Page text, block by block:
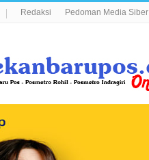
Redaksi Pedoman Media Siber